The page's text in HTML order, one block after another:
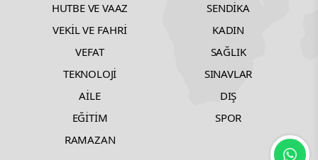
HUTBE VE VAAZ
SENDİKA
VEKİL VE FAHRİ
KADIN
VEFAT
SAĞLIK
TEKNOLOJİ
SINAVLAR
AİLE
DIŞ
EĞİTİM
SPOR
RAMAZAN